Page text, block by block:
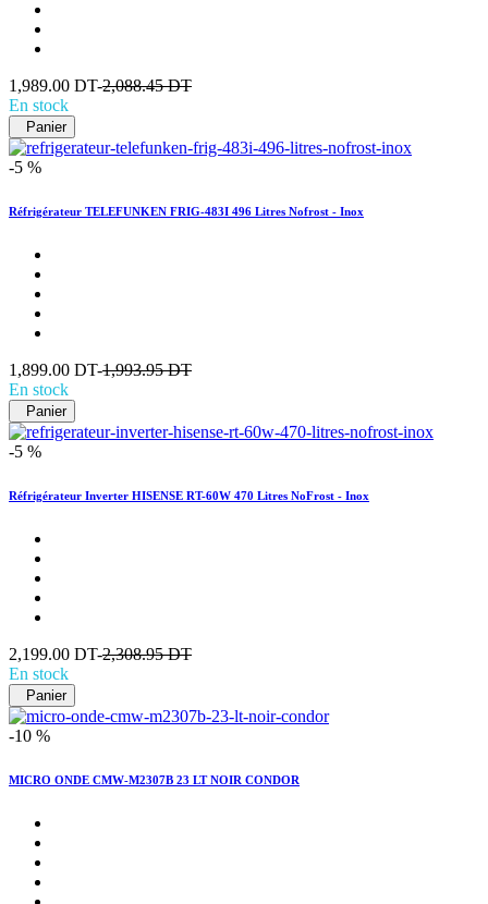
1,989.00 DT-2,088.45 DT
En stock
Panier
-5 %
Réfrigérateur TELEFUNKEN FRIG-483I 496 Litres Nofrost - Inox
1,899.00 DT-1,993.95 DT
En stock
Panier
-5 %
Réfrigérateur Inverter HISENSE RT-60W 470 Litres NoFrost - Inox
2,199.00 DT-2,308.95 DT
En stock
Panier
-10 %
MICRO ONDE CMW-M2307B 23 LT NOIR CONDOR